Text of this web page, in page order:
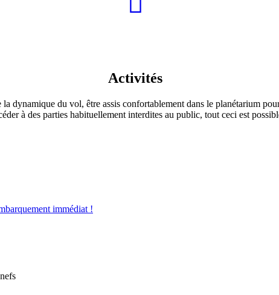
Activités
dynamique du vol, être assis confortablement dans le planétarium
à des parties habituellement interdites au public, tout ceci est
immédiat !